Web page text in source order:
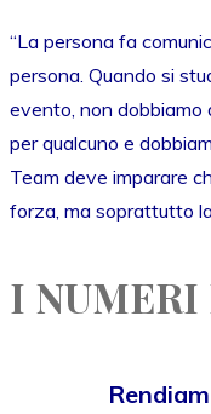
“La persona fa
persona. Quando si
evento, non dobbiamo
per qualcuno e
Team deve imparare
forza, ma soprattutto
I